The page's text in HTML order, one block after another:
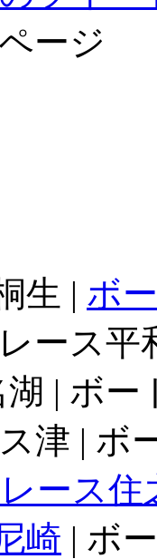
ージ
生 | ボ
ース平
| ボ
津 | ボ
ース住
崎 | ボ